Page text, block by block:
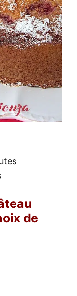
de